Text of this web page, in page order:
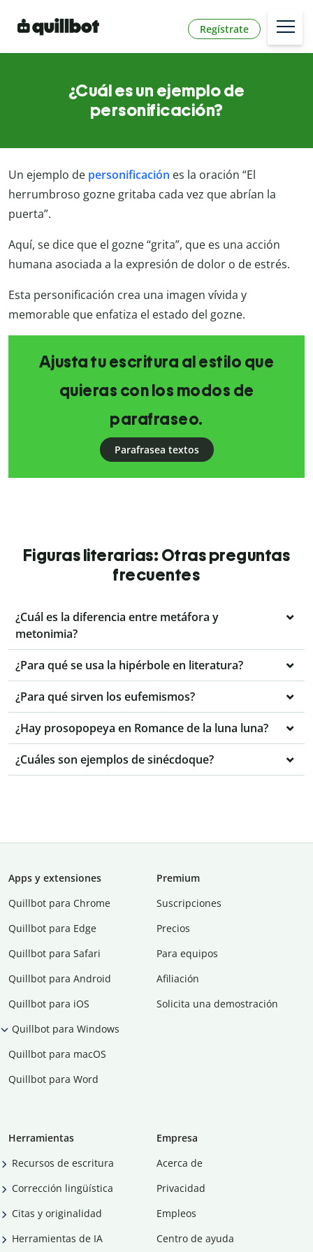
Regístrate
¿Cuál es un ejemplo de
personificación?
Un ejemplo de personificación es la oración “El
herrumbroso gozne gritaba cada vez que abrían la
puerta”.
Aquí, se dice que el gozne “grita”, que es una acción
humana asociada a la expresión de dolor o de estrés.
Esta personificación crea una imagen vívida y
memorable que enfatiza el estado del gozne.
Ajusta tu escritura al estilo que
quieras con los modos de
parafraseo.
Parafrasea textos
Figuras literarias: Otras preguntas
frecuentes
¿Cuál es la diferencia entre metáfora y
metonimia?
¿Para qué se usa la hipérbole en literatura?
¿Para qué sirven los eufemismos?
¿Hay prosopopeya en Romance de la luna luna?
¿Cuáles son ejemplos de sinécdoque?
Apps y extensiones
Quillbot para Chrome
Quillbot para Edge
Quillbot para Safari
Quillbot para Android
Quillbot para iOS
Quillbot para Windows
Quillbot para macOS
Quillbot para Word
Premium
Suscripciones
Precios
Para equipos
Afiliación
Solicita una demostración
Herramientas
Recursos de escritura
Corrección lingüística
Citas y originalidad
Herramientas de IA
Empresa
Acerca de
Privacidad
Empleos
Centro de ayuda